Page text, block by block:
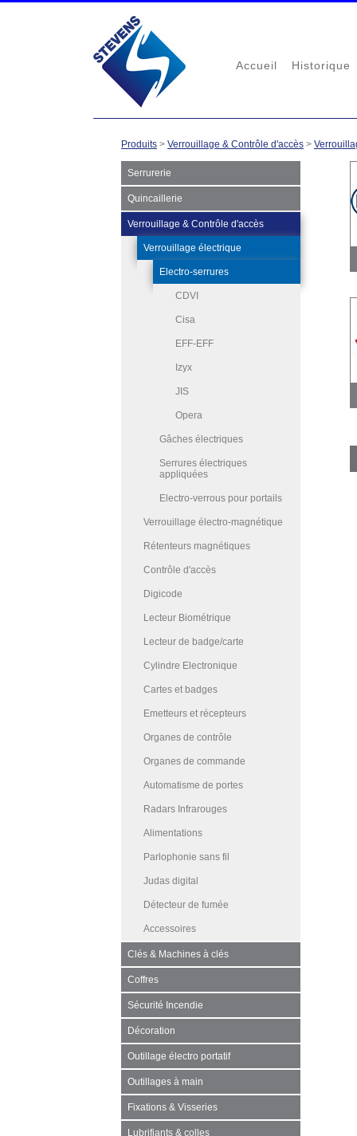
Accueil Historique
Produits > Verrouillage & Contrôle d'accès >
Serrurerie
Quincaillerie
Verrouillage & Contrôle d'accès
Verrouillage électrique
Electro-serrures
CDVI
Cisa
EFF-EFF
Izyx
JIS
Opera
Gâches électriques
Serrures électriques
appliquées
Electro-verrous pour portails
Verrouillage électro-magnétique
Rétenteurs magnétiques
Contrôle d'accès
Digicode
Lecteur Biométrique
Lecteur de badge/carte
Cylindre Electronique
Cartes et badges
Emetteurs et récepteurs
Organes de contrôle
Organes de commande
Automatisme de portes
Radars Infrarouges
Alimentations
Parlophonie sans fil
Judas digital
Détecteur de fumée
Accessoires
Clés & Machines à clés
Coffres
Sécurité Incendie
Décoration
Outillage électro portatif
Outillages à main
Fixations & Visseries
Lubrifiants & colles